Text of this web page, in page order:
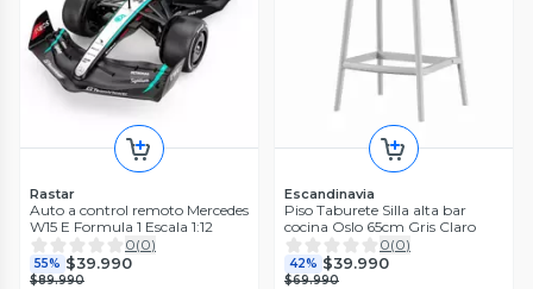
Rastar
Auto a control remoto Mercedes
W15 E Formula 1 Escala 1:12
0(0)
55% $39.990
$89.990
Escandinavia
Piso Taburete Silla alta bar
cocina Oslo 65cm Gris Claro
0(0)
42% $39.990
$69.990